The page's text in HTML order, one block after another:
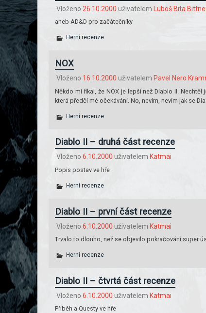
Vloženo 26.10.2000 uživatelem Luboš Bita
aneb AD&D pro začátečníky
Herní recenze
NOX
Vloženo 16.10.2000 uživatelem Pavel Nero
Někdo mi říkal, že NOX je lepší než Diablo II.
která předčí mé očekávání. No, nevím, nevím jak se
Herní recenze
Diablo II – druhá část recenze
Vloženo 6.10.2000 uživatelem Katmai
Popis postav ve hře
Herní recenze
Diablo II – první část recenze
Vloženo 6.10.2000 uživatelem Katmai
Trvalo to dlouho, než se objevilo pokračování super
Herní recenze
Diablo II – čtvrtá část recenze
Vloženo 6.10.2000 uživatelem Katmai
Příběh a Questy ve hře